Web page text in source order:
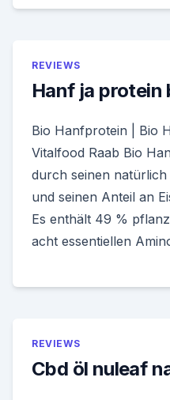
REVIEWS
Hanf ja protein
Bio Hanfprotein | Bio
Vitalfood Raab Bio
durch seinen
und seinen Anteil an
Es enthält 49 %
acht essentiellen
REVIEWS
Cbd öl nuleaf